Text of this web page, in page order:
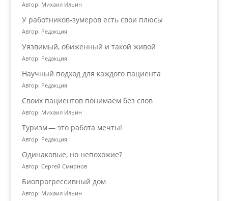
Автор: Михаил Ильин
У работников‑зумеров есть свои плюсы
Автор: Редакция
Уязвимый, обиженный и такой живой
Автор: Редакция
Научный подход для каждого пациента
Автор: Редакция
Своих пациентов понимаем без слов
Автор: Михаил Ильин
Туризм — это работа мечты!
Автор: Редакция
Одинаковые, но непохожие?
Автор: Сергей Смирнов
Биопрогрессивный дом
Автор: Михаил Ильин